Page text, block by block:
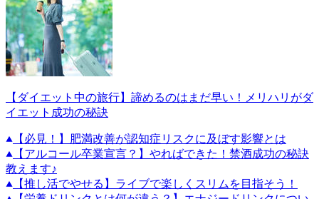
【ダイエット中の旅行】諦めるのはまだ早い！メリハリがダ
イエット成功の秘訣
【必見！】肥満改善が認知症リスクに及ぼす影響とは
【アルコール卒業宣言？】やればできた！禁酒成功の秘訣
教えます♪
【推し活でやせる】ライブで楽しくスリムを目指そう！